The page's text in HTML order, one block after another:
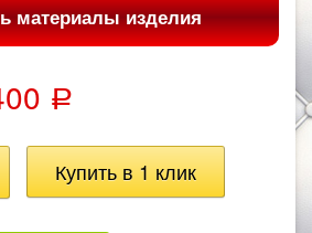
материалы изделия
Р